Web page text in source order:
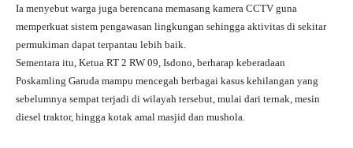
Ia menyebut warga juga berencana memasang kamera CCTV guna
memperkuat sistem pengawasan lingkungan sehingga aktivitas di sekitar
permukiman dapat terpantau lebih baik.
Sementara itu, Ketua RT 2 RW 09, Isdono, berharap keberadaan
Poskamling Garuda mampu mencegah berbagai kasus kehilangan yang
sebelumnya sempat terjadi di wilayah tersebut, mulai dari ternak, mesin
diesel traktor, hingga kotak amal masjid dan mushola.